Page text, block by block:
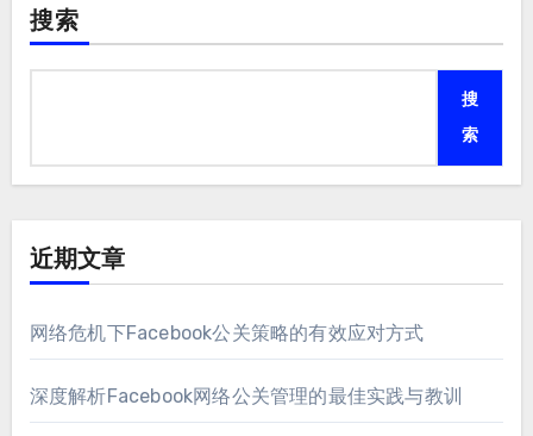
搜索
搜
索
近期文章
网络危机下Facebook公关策略的有效应对方式
深度解析Facebook网络公关管理的最佳实践与教训